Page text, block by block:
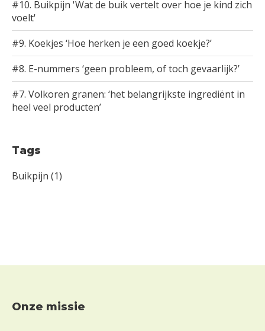
#10. Buikpijn 'Wat de buik vertelt over hoe je kind zich
voelt'
#9. Koekjes ‘Hoe herken je een goed koekje?’
#8. E-nummers ‘geen probleem, of toch gevaarlijk?’
#7. Volkoren granen: ‘het belangrijkste ingrediënt in
heel veel producten’
Tags
Buikpijn (1)
Footer
Onze missie